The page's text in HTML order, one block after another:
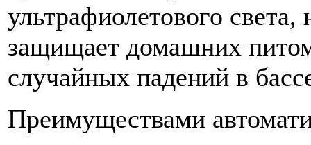
ультрафиолетового
защищает домашних
случайных падений в
Преимуществами